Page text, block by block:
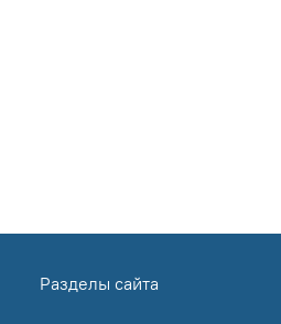
Разделы сайта